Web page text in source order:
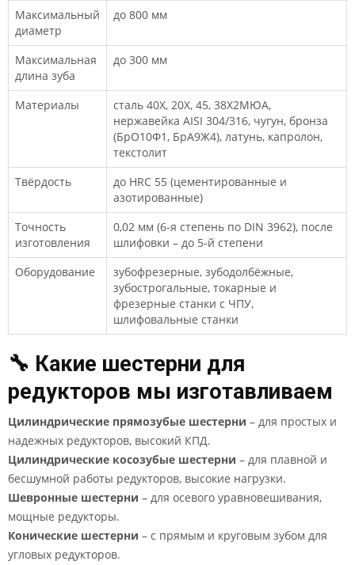
Максимальный
диаметр
до 800 мм
Максимальная
длина зуба
до 300 мм
Материалы
сталь 40Х, 20Х, 45, 38Х2МЮА,
нержавейка AISI 304/316, чугун, бронза
(БрО10Ф1, БрА9Ж4), латунь, капролон,
текстолит
Твёрдость
до HRC 55 (цементированные и
азотированные)
Точность
изготовления
0,02 мм (6-я степень по DIN 3962), после
шлифовки – до 5-й степени
Оборудование
зубофрезерные, зубодолбёжные,
зубострогальные, токарные и
фрезерные станки с ЧПУ,
шлифовальные станки
🔧 Какие шестерни для
редукторов мы изготавливаем
Цилиндрические прямозубые шестерни – для простых и
надежных редукторов, высокий КПД.
Цилиндрические косозубые шестерни – для плавной и
бесшумной работы редукторов, высокие нагрузки.
Шевронные шестерни – для осевого уравновешивания,
мощные редукторы.
Конические шестерни – с прямым и круговым зубом для
угловых редукторов.